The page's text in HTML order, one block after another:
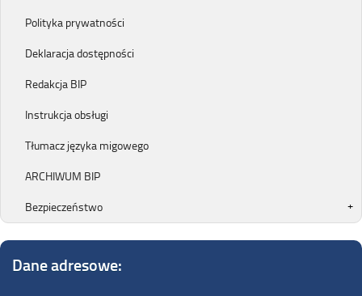
Polityka prywatności
Deklaracja dostępności
Redakcja BIP
Instrukcja obsługi
Tłumacz języka migowego
ARCHIWUM BIP
Bezpieczeństwo
Dane adresowe: